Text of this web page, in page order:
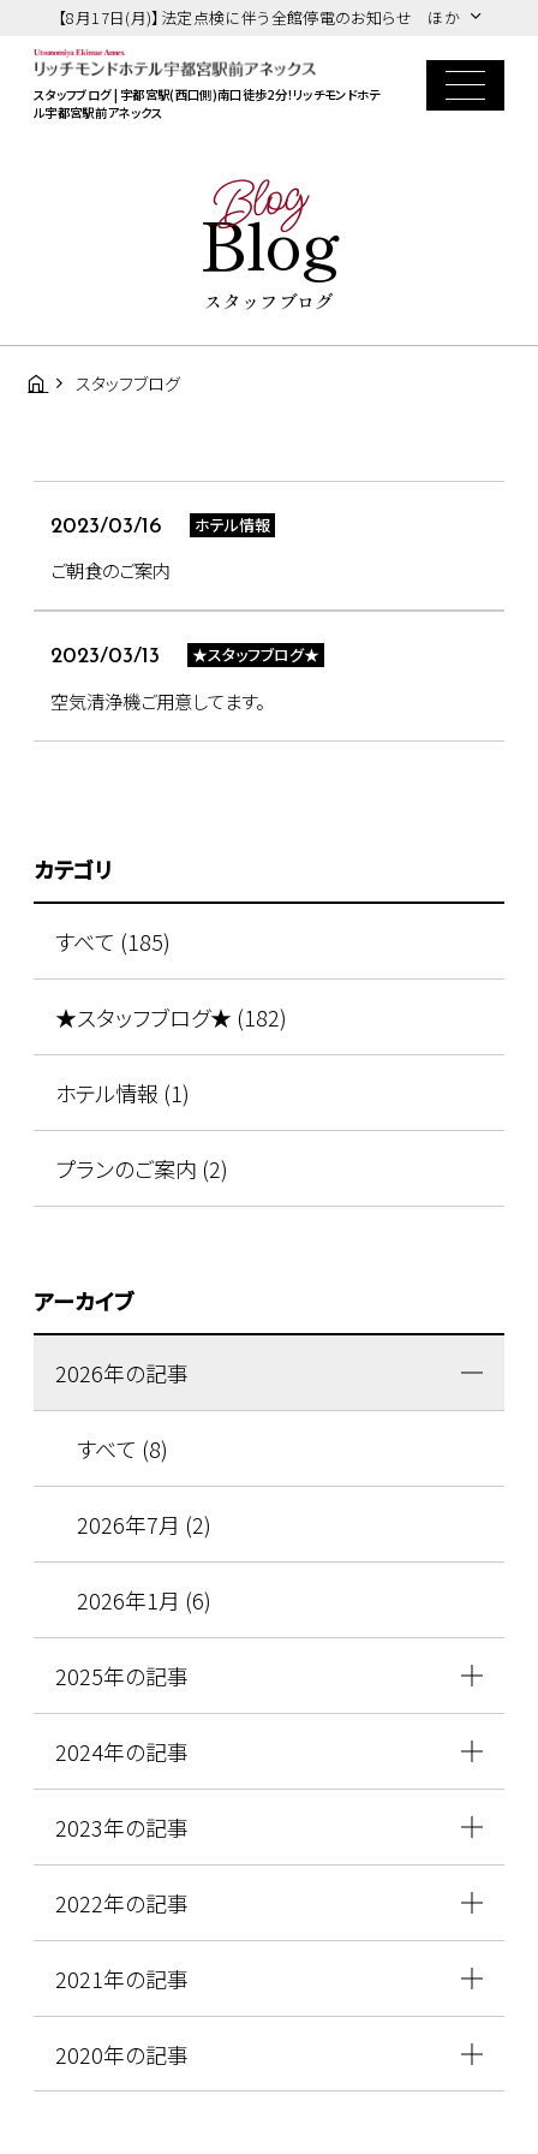
【8月17日(月)】法定点検に伴う全館停電のお知らせ ほか
スタッフブログ | 宇都宮駅(西口側)南口徒歩2分！リッチモンドホテ
ル宇都宮駅前アネックス
Blog
Blog
スタッフブログ
スタッフブログ
2023/03/16 ホテル情報
ご朝食のご案内
2023/03/13 ★スタッフブログ★
空気清浄機ご用意してます。
カテゴリ
すべて (185)
★スタッフブログ★ (182)
ホテル情報 (1)
プランのご案内 (2)
アーカイブ
2026年の記事
すべて (8)
2026年7月 (2)
2026年1月 (6)
2025年の記事
2024年の記事
2023年の記事
2022年の記事
2021年の記事
2020年の記事